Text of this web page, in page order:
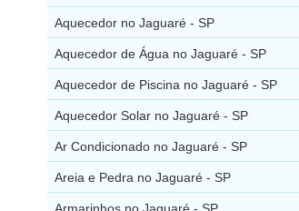
Aquecedor no Jaguaré - SP
Aquecedor de Água no Jaguaré - SP
Aquecedor de Piscina no Jaguaré - SP
Aquecedor Solar no Jaguaré - SP
Ar Condicionado no Jaguaré - SP
Areia e Pedra no Jaguaré - SP
Armarinhos no Jaguaré - SP